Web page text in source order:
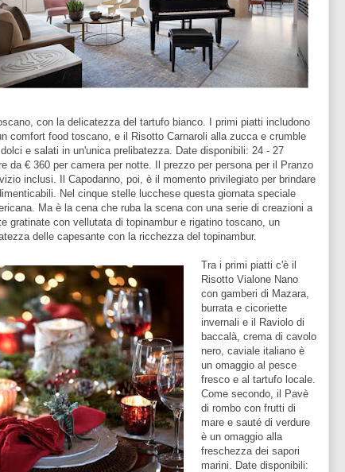
con la delicatezza del tartufo bianco. I primi piatti includono
comfort food toscano, e il Risotto Carnaroli alla zucca e crumble
e salati in un'unica prelibatezza. Date disponibili: 24 - 27
da € 360 per camera per notte. Il prezzo per persona per il Pranzo
inclusi. Il Capodanno, poi, è il momento privilegiato per brindare
Nel cinque stelle lucchese questa giornata speciale
Ma è la cena che ruba la scena con una serie di creazioni a
gratinate con vellutata di topinambur e rigatino toscano, un
delle capesante con la ricchezza del topinambur.
Tra i primi piatti c'è il
Risotto Vialone Nano
con gamberi di Mazara,
burrata e cicoriette
invernali e il Raviolo di
baccalà, crema di cavolo
nero, caviale italiano è
un omaggio al pesce
fresco e al tartufo locale.
Come secondo, il Pavè
di rombo con frutti di
mare e sauté di verdure
è un omaggio alla
freschezza dei sapori
marini. Date disponibili: